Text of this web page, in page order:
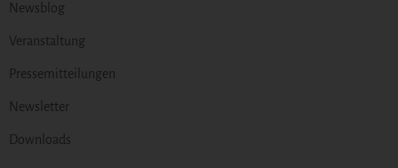
Newsblog
Veranstaltung
Pressemitteilungen
Newsletter
Downloads